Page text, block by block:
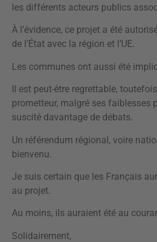
les différents acteurs publics
À l’évidence, ce projet a été
de l’État avec la région et l’UE.
Les communes ont aussi été
Il est peut-être regrettable,
prometteur, malgré ses faiblesses
suscité davantage de débats.
Un référendum régional, voire
bienvenu.
Je suis certain que les Français
au projet.
Au moins, ils auraient été au
Solidairement,